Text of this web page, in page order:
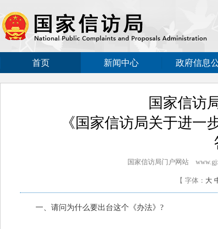
首页 新闻中心 政府信息
国家信访
《国家信访局关于进一
国家信访局门户网站
【 字体： 大
一、请问为什么要出台这个《办法》?